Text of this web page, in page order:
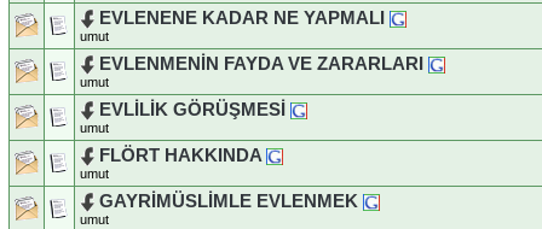
EVLENENE KADAR NE YAPMALI
umut
EVLENMENİN FAYDA VE ZARARLARI
umut
EVLİLİK GÖRÜŞMESİ
umut
FLÖRT HAKKINDA
umut
GAYRİMÜSLİMLE EVLENMEK
umut